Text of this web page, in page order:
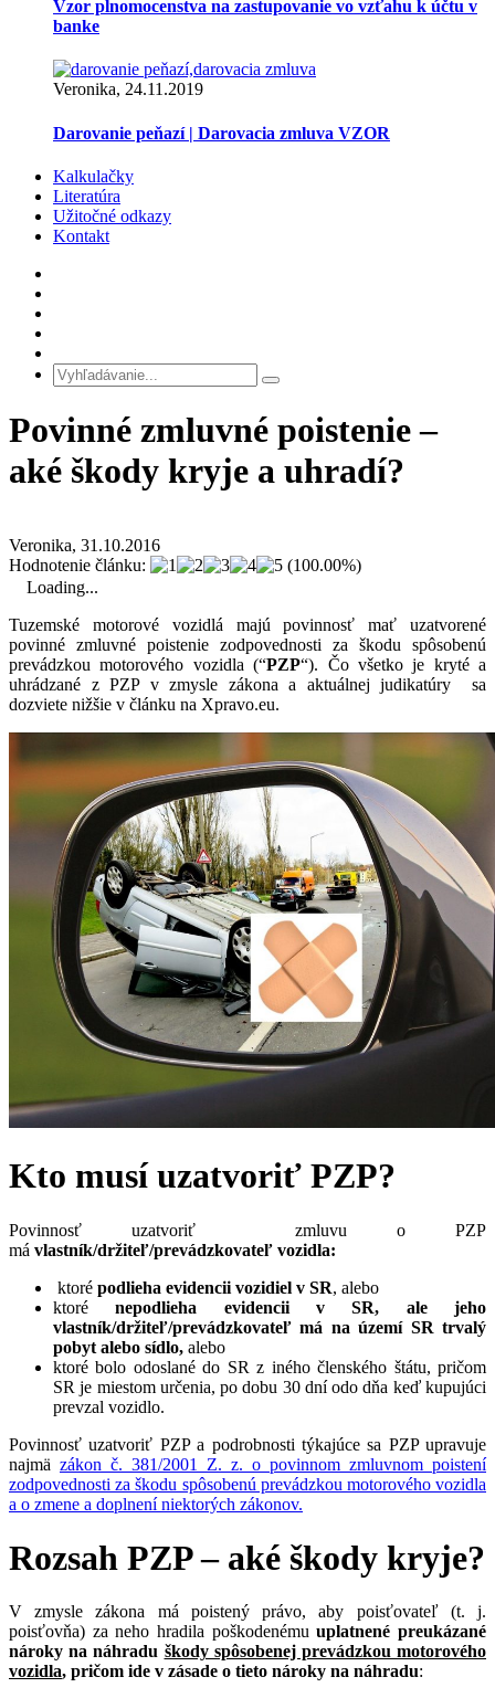
Vzor plnomocenstva na zastupovanie vo vzťahu k účtu v
banke
Veronika, 24.11.2019
Darovanie peňazí | Darovacia zmluva VZOR
Kalkulačky
Literatúra
Užitočné odkazy
Kontakt
Povinné zmluvné poistenie –
aké škody kryje a uhradí?
Veronika, 31.10.2016
Hodnotenie článku:
(100.00%)
Loading...
Tuzemské motorové vozidlá majú povinnosť mať uzatvorené
povinné zmluvné poistenie zodpovednosti za škodu spôsobenú
prevádzkou motorového vozidla (“PZP“). Čo všetko je kryté a
uhrádzané z PZP v zmysle zákona a aktuálnej judikatúry sa
dozviete nižšie v článku na Xpravo.eu.
Kto musí uzatvoriť PZP?
Povinnosť uzatvoriť zmluvu o PZP
má vlastník/držiteľ/prevádzkovateľ vozidla:
ktoré podlieha evidencii vozidiel v SR, alebo
ktoré nepodlieha evidencii v SR, ale jeho
vlastník/držiteľ/prevádzkovateľ má na území SR trvalý
pobyt alebo sídlo, alebo
ktoré bolo odoslané do SR z iného členského štátu, pričom
SR je miestom určenia, po dobu 30 dní odo dňa keď kupujúci
prevzal vozidlo.
Povinnosť uzatvoriť PZP a podrobnosti týkajúce sa PZP upravuje
najmä zákon č. 381/2001 Z. z. o povinnom zmluvnom poistení
zodpovednosti za škodu spôsobenú prevádzkou motorového vozidla
a o zmene a doplnení niektorých zákonov.
Rozsah PZP – aké škody kryje?
V zmysle zákona má poistený právo, aby poisťovateľ (t. j.
poisťovňa) za neho hradila poškodenémuuplatnené preukázané
nároky na náhradu škody spôsobenej prevádzkou motorového
vozidla, pričom ide v zásade o tieto nároky na náhradu: